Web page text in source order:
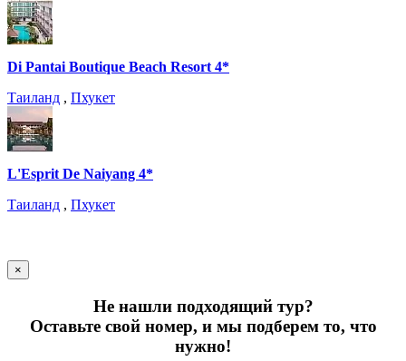
Di Pantai Boutique Beach Resort 4*
Таиланд , Пхукет
L'Esprit De Naiyang 4*
Таиланд , Пхукет
×
Не нашли подходящий тур?
Оставьте свой номер, и мы подберем то, что
нужно!